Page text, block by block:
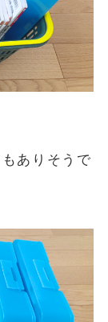
ありそうで